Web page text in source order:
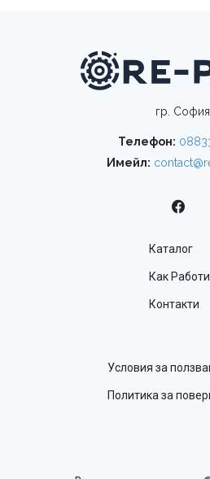
гр. София
Телефон:
Имейл:
Каталог
Как
Контакти
Условия за
Политика за